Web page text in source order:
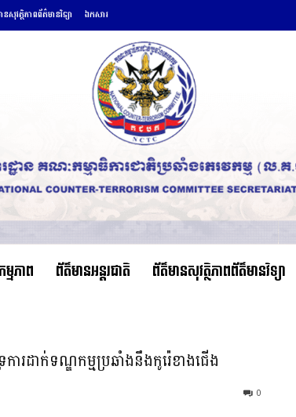
សុវត្ថិភាពព័ត៌មានវិទ្យា ឯកសារ
មភាព ព័ត៌មានអន្តរជាតិ ព័ត៌មានសុវត្ថិភាពព័ត៌មានវិទ្យា
ារដាក់ទណ្ឌកម្មប្រឆាំងនឹងកូរ៉េខាងជើង
0